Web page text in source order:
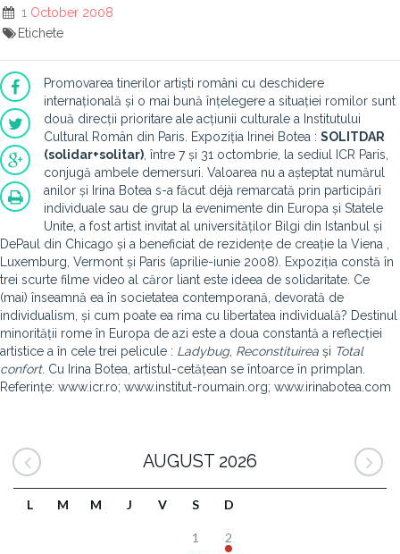
1 October 2008
Etichete
Promovarea tinerilor artiști români cu deschidere
internațională și o mai bună înțelegere a situației romilor sunt
două direcții prioritare ale acțiunii culturale a Institutului
Cultural Român din Paris. Expoziția Irinei Botea : SOLITDAR
(solidar+solitar) , între 7 și 31 octombrie, la sediul ICR Paris,
conjugă ambele demersuri. Valoarea nu a așteptat numărul
anilor și Irina Botea s-a făcut déjà remarcată prin participări
individuale sau de grup la evenimente din Europa și Statele
Unite, a fost artist invitat al universităților Bilgi din Istanbul și
DePaul din Chicago și a beneficiat de rezidențe de creație la Viena ,
Luxemburg, Vermont și Paris (aprilie-iunie 2008). Expoziția constă în
trei scurte filme video al căror liant este ideea de solidaritate. Ce
(mai) înseamnă ea în societatea contemporană, devorată de
individualism, și cum poate ea rima cu libertatea individuală? Destinul
minorității rome în Europa de azi este a doua constantă a reflecției
artistice a în cele trei pelicule : Ladybug, Reconstituirea și Total
confort. Cu Irina Botea, artistul-cetățean se întoarce în primplan.
Referințe: www.icr.ro; www.institut-roumain.org; www.irinabotea.com
AUGUST 2026
L M M J V S D
1 2